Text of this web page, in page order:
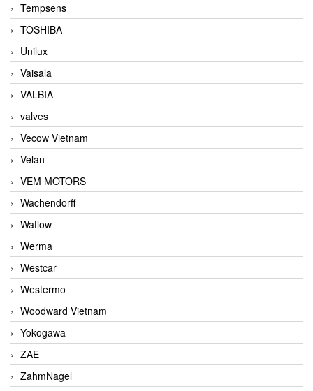
Tempsens
TOSHIBA
Unilux
Vaisala
VALBIA
valves
Vecow Vietnam
Velan
VEM MOTORS
Wachendorff
Watlow
Werma
Westcar
Westermo
Woodward Vietnam
Yokogawa
ZAE
ZahmNagel